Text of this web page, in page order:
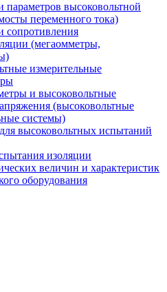
параметров высоковольтной
переменного тока)
сопротивления
(мегаомметры,
измерительные
и высоковольтные
(высоковольтные
системы)
высоковольтных испытаний
изоляции
величин и характеристик
оборудования